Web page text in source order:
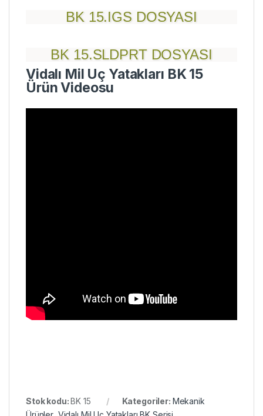
BK 15.IGS DOSYASI
BK 15.SLDPRT DOSYASI
Vidalı Mil Uç Yatakları BK 15
Ürün Videosu
Stok kodu:BK 15 Kategoriler: Mekanik